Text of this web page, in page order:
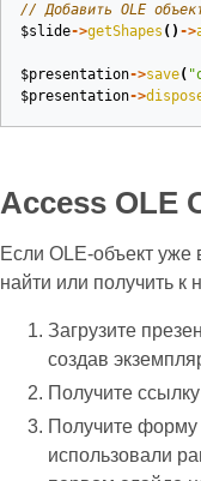
// Добавить OLE
$slide->getShapes () ->
$presentation->save(
$presentation->
Access OLE
Если OLE‑объект
найти или получить
Загрузите
создав
Получите
Получите форму
использовали